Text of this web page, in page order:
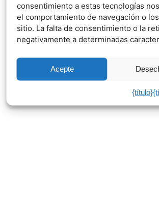
consentimiento a estas tecnologías
el comportamiento de navegación o
sitio. La falta de consentimiento o la
negativamente a determinadas
Acepte
{título}